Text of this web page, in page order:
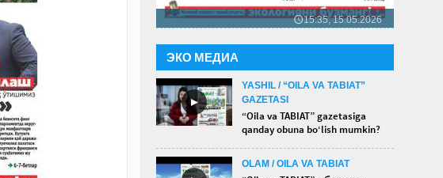
🕔15:35, 15.05.2026
ЭКО МЕДИА
►
YASHIL / “OILA VA TABIAT”
GAZETASI
“Oila va TABIAT” gazetasiga
qanday obuna bo‘lish mumkin?
OLAM / OILA VA TABIAT